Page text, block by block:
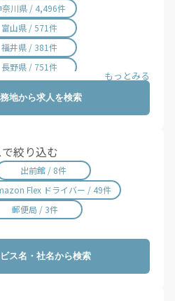
奈川県 / 4,496件
富山県 / 571件
福井県 / 381件
長野県 / 751件
三重県 / 996件
兵庫県 / 2,450件
歌山県 / 294件
島根県 / 197件
島県 / 1,470件
徳島県 / 158件
愛媛県 / 435件
福岡県 / 1,676件
地から求人を検索
絞り込む
出前館 / 8件
Flex ドライバー / 49件
郵便局 / 3件
ス名・社名から検索